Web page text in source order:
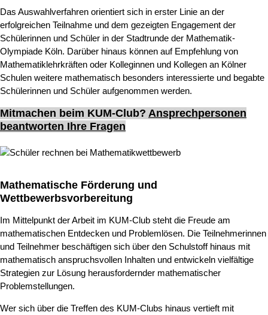
Das Auswahlverfahren orientiert sich in erster Linie an der
erfolgreichen Teilnahme und dem gezeigten Engagement der
Schülerinnen und Schüler in der Stadtrunde der Mathematik-
Olympiade Köln. Darüber hinaus können auf Empfehlung von
Mathematiklehrkräften oder Kolleginnen und Kollegen an Kölner
Schulen weitere mathematisch besonders interessierte und begabte
Schülerinnen und Schüler aufgenommen werden.
Mitmachen beim KUM-Club? Ansprechpersonen
beantworten Ihre Fragen
Mathematische Förderung und
Wettbewerbsvorbereitung
Im Mittelpunkt der Arbeit im KUM-Club steht die Freude am
mathematischen Entdecken und Problemlösen. Die Teilnehmerinnen
und Teilnehmer beschäftigen sich über den Schulstoff hinaus mit
mathematisch anspruchsvollen Inhalten und entwickeln vielfältige
Strategien zur Lösung herausfordernder mathematischer
Problemstellungen.
Wer sich über die Treffen des KUM-Clubs hinaus vertieft mit